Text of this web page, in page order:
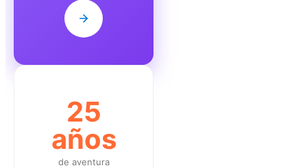
25
años
de aventura